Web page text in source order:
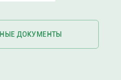
ДОКУМЕНТЫ